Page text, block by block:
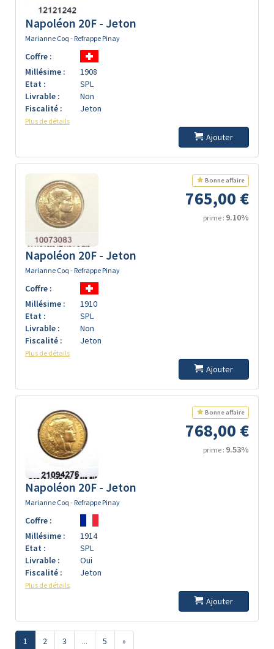
Napoléon 20F - Jeton
Marianne Coq - Refrappe Pinay
Coffre :
Millésime :
1908
Etat :
SPL
Livrable :
Non
Fiscalité :
Jeton
Plus de détails
Ajouter
Bonne affaire
765,00 €
prime : 9.10%
Napoléon 20F - Jeton
Marianne Coq - Refrappe Pinay
Coffre :
Millésime :
1910
Etat :
SPL
Livrable :
Non
Fiscalité :
Jeton
Plus de détails
Ajouter
Bonne affaire
768,00 €
prime : 9.53%
Napoléon 20F - Jeton
Marianne Coq - Refrappe Pinay
Coffre :
Millésime :
1914
Etat :
SPL
Livrable :
Oui
Fiscalité :
Jeton
Plus de détails
Ajouter
1 2 3 ... 5 »